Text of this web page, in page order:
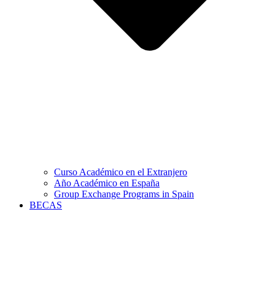
Curso Académico en el Extranjero
Año Académico en España
Group Exchange Programs in Spain
BECAS